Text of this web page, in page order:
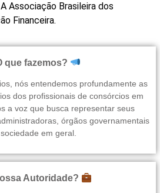
Associação Brasileira dos
Financeira.
que fazemos?
nós entendemos profundamente as
dos profissionais de consórcios em
a voz que busca representar seus
órgãos governamentais
em geral.
Autoridade?